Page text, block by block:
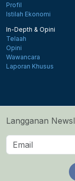
Profil
Istilah Ekonomi
In-Depth & Opini
Telaah
Opini
Wawancara
Laporan Khusus
Langganan